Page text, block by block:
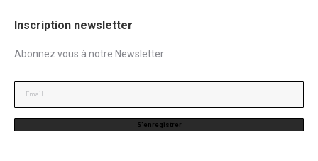
Inscription newsletter
Abonnez vous à notre Newsletter